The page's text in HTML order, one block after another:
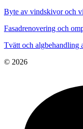
Byte av vindskivor och
Fasadrenovering och
Tvätt och algbehandling
© 2026